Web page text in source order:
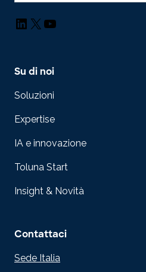
LinkedIn
X YouTube
Su di noi
Soluzioni
Expertise
IA e innovazione
Toluna Start
Insight & Novità
Contattaci
Sede Italia